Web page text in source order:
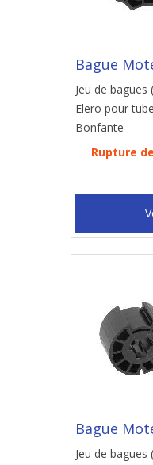
Bague
Jeu de
Elero pour
Bonfante
Rupture
Bague
Jeu de